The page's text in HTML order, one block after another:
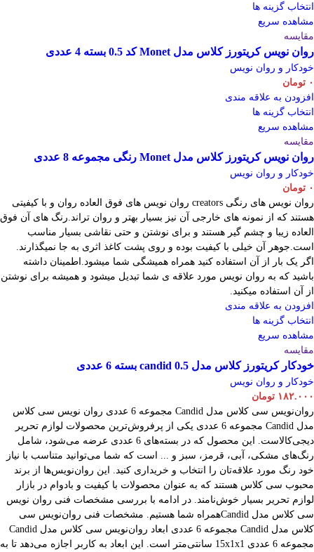
انتخاب گزینه ها
مشاهده سریع
مقایسه
روان نویس کریتورز کلاس مدل Monet کد 0.5 بسته 4 عددی
خودکار و روان نویس
۰ تومان
افزودن به علاقه مندی
انتخاب گزینه ها
مشاهده سریع
مقایسه
روان نویس کریتورز کلاس مدل Monet رنگی مجموعه 8 عددی
خودکار و روان نویس
۰ تومان
روان نویس های رنگی creators روان نویس های فوق العاده روان و با کیفیتی
هستند که از نمونه های خارجی آن نیز بسیار بهتر و روان تراند.رنگ های آن فوق
العاده زیبا و چشم گیر هستند و برای نوشتن و حتی نقاشی بسیار مناسب
است.جوهر آن خیلی با کیفیت بوده و روی پشت کاغذ اثری به جا نمیگذارند.
اگر یک بار از آن استفاده کنید همراه همیشگی شما میشود.اطمینان داشته
باشید که به روان نویس مورد علاقه ی شما تبدیل میشود و همیشه برای نوشتن
از آن استفاده میکنید.
افزودن به علاقه مندی
انتخاب گزینه ها
مشاهده سریع
مقایسه
خودکار کریتورز کلاس مدل candid 0.5 بسته 6 عددی
خودکار و روان نویس
۱۸۲.۰۰۰ تومان
روان‌نویس سی کلاس مدل Candid مجموعه 6 عددی روان نویس سی کلاس
مدل Candid مجموعه 6 عددی یکی از پرفروش‌ترین محصولات لوازم تحریر
دیجی‌کالاست. این محصول که در بسته‌های 6 عددی عرضه می‌شود، شامل
رنگ‌های مشکی، آبی، قرمز، سبز و ... است که شما می‌توانید متناسب با نیاز
خود رنگ مورد علاقه‌تان را انتخاب و خریداری کنید. این روان‌نویس‌ها از برند
محبوب سی کلاس هستند که به عنوان محصولات با کیفیت و بادوام در بازار
لوازم تحریر بسیار خوش‌نامند. در ادامه با بررسی مشخصات فنی روان نویس
سی کلاس مدل Candidهمراه شما هستیم. مشخصات فنی روان‌نویس سی
کلاس مدل Candid مجموعه 6 عددی ابعاد روان‌نویس سی کلاس مدل Candid
مجموعه 6 عددی 15x1x1 سانتی‌متر است. این ابعاد به کاربر اجازه می‌دهد تا به